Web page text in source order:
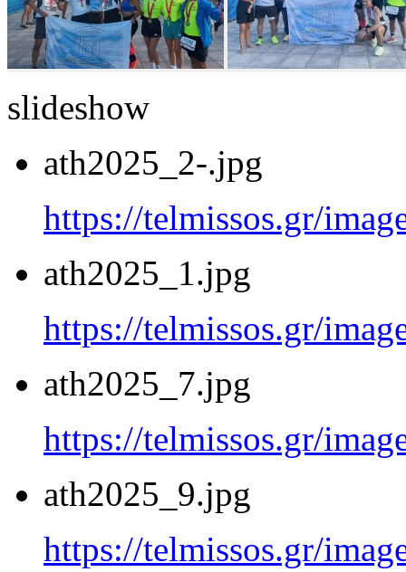
slideshow
ath2025_2-.jpg
https://telmissos.gr/
ath2025_1.jpg
https://telmissos.gr/
ath2025_7.jpg
https://telmissos.gr/
ath2025_9.jpg
https://telmissos.gr/